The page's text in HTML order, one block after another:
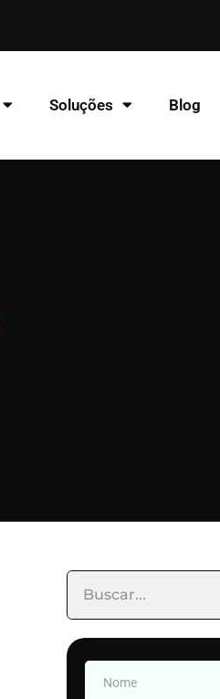
Soluções Blog